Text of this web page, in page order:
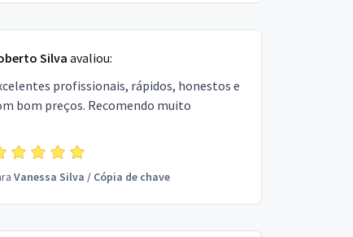
Silva avaliou:
profissionais, rápidos, honestos e
bom preços. Recomendo muito
Vanessa Silva / Cópia de chave